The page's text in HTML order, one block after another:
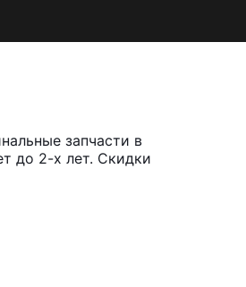
запчасти в
до 2-х лет. Скидки